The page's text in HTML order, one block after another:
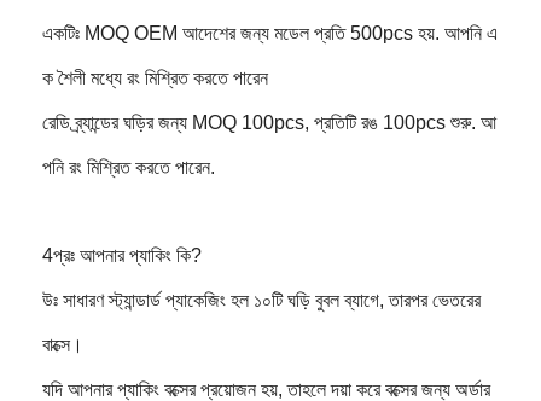
একটিঃ MOQ OEM আদেশের জন্য মডেল প্রতি 500pcs হয়. আপনি এ
ক শৈলী মধ্যে রং মিশ্রিত করতে পারেন
রেডি ব্র্যান্ডের ঘড়ির জন্য MOQ 100pcs, প্রতিটি রঙ 100pcs শুরু. আ
পনি রং মিশ্রিত করতে পারেন.
4প্রঃ আপনার প্যাকিং কি?
উঃ সাধারণ স্ট্যান্ডার্ড প্যাকেজিং হল ১০টি ঘড়ি বুবল ব্যাগে, তারপর ভেতরের
বাক্সে।
যদি আপনার প্যাকিং বক্সের প্রয়োজন হয়, তাহলে দয়া করে বক্সের জন্য অর্ডার